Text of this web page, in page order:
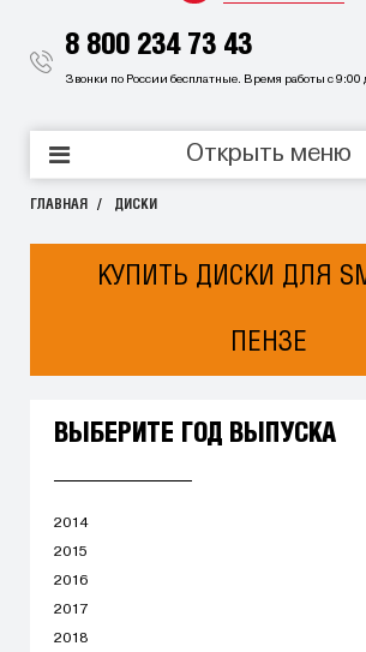
8 800 234 73 43
Звонки по России бесплатные. Время работы с 9:00
Открыть меню
ГЛАВНАЯ ДИСКИ
КУПИТЬ ДИСКИ ДЛЯ
ПЕНЗЕ
ВЫБЕРИТЕ ГОД ВЫПУСКА
2014
2015
2016
2017
2018